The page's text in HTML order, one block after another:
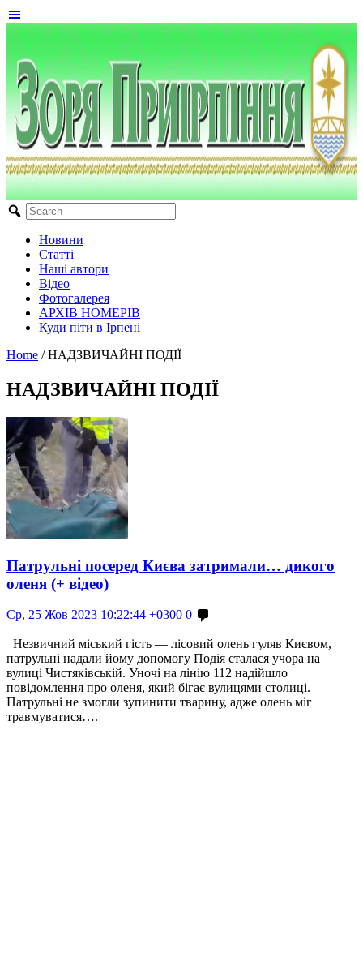
Новини
Статті
Наші автори
Відео
Фотогалерея
АРХІВ НОМЕРІВ
Куди піти в Ірпені
Home / НАДЗВИЧАЙНІ ПОДІЇ
НАДЗВИЧАЙНІ ПОДІЇ
Патрульні посеред Києва затримали… дикого
оленя (+ відео)
Ср, 25 Жов 2023 10:22:44 +0300 0
Незвичний міський гість — лісовий олень гуляв Києвом,
патрульні надали йому допомогу Подія сталася учора на
вулиці Чистяківській. Уночі на лінію 112 надійшло
повідомлення про оленя, який бігає вулицями столиці.
Патрульні не змогли зупинити тварину, адже олень міг
травмуватися….